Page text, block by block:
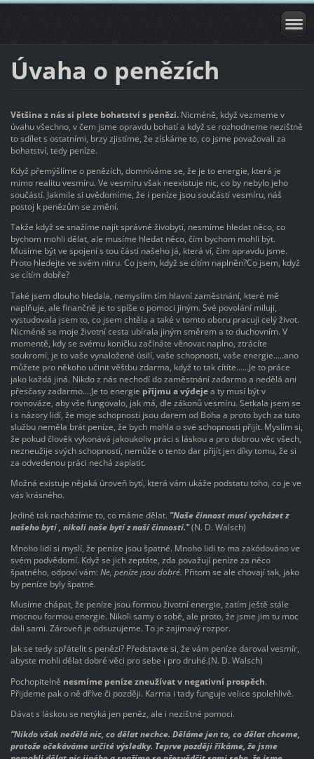
Úvaha o penězích
Většina z nás si plete bohatství s penězi.Nicméně, když vezmeme v
úvahu všechno, v čem jsme opravdu bohatí a když se rozhodneme nezištně
to sdílet s ostatními, brzy zjistíme, že získáme to, co jsme považovali za
bohatství, tedy peníze.
Když přemýšlíme o penězích, domníváme se, že je to energie, která je
mimo realitu vesmíru. Ve vesmíru však neexistuje nic, co by nebylo jeho
součástí. Jakmile si uvědomíme, že i peníze jsou součástí vesmíru, náš
postoj k penězům se změní.
Takže když se snažíme najít správné živobytí, nesmíme hledat něco, co
bychom mohli dělat, ale musíme hledat něco, čím bychom mohli být.
Musíme být ve spojení s tou částí našeho já, která ví, čím opravdu jsme.
Proto hledejte ve svém nitru. Co jsem, když se cítím naplněn?Co jsem, když
se cítím dobře?
Také jsem dlouho hledala, nemyslím tím hlavní zaměstnání, které mě
naplňuje, ale finančně je to spíše o pomoci jiným. Své povolání miluji,
vystudovala jsem to, co jsem chtěla a také v tomto oboru pracuji celý život.
Nicméně se moje životní cesta ubírala jiným směrem a to duchovním. V
momentě, kdy se svému koníčku začínáte věnovat naplno, ztrácíte
soukromí, je to vaše vynaložené úsilí, vaše schopnosti, vaše energie.....ano
můžete pro někoho učinit věštbu zdarma, když to tak cítíte......Je to práce
jako každá jiná. Nikdo z nás nechodí do zaměstnání zadarmo a nedělá ani
přesčasy zadarmo....Je to energie příjmu a výdejea ty musí být v
rovnováze, aby vše fungovalo, jak má, dle zákonů vesmíru. Setkala jsem se
i s názory lidí, že moje schopnosti jsou darem od Boha a proto bych za tuto
službu neměla brát peníze, že bych mohla o své schopnosti přijít. Myslím si,
že pokud člověk vykonává jakoukoliv práci s láskou a pro dobrou věc všech,
nezneužije svých schopností, nemůže o tento dar přijít jen díky tomu, že si
za odvedenou práci nechá zaplatit.
Možná existuje nějaká úroveň bytí, která vám ukáže podstatu toho, co je ve
vás krásného.
Jedině tak nacházíme to, co máme dělat. "Naše činnost musí vycházet z
našeho bytí , nikoli naše bytí z naší činnosti."(N. D. Walsch)
Mnoho lidí si myslí, že peníze jsou špatné. Mnoho lidi to ma zakódováno ve
svém podvědomí. Když se jich zeptáte, zda považují peníze za něco
špatného, odpoví vám: Ne, peníze jsou dobré. Přitom se ale chovají tak, jako
by peníze byly špatné.
Musíme chápat, že peníze jsou formou životní energie, zatím ještě stále
mocnou formou energie. Nikoli samy o sobě, ale proto, že jsme jim tu moc
dali sami. Zároveň je odsuzujeme. To je zajímavý rozpor.
Jak se tedy spřátelit s penězi? Představte si, že vám peníze daroval vesmír,
abyste mohli dělat dobré věci pro sebe i pro druhé.(N. D. Walsch)
Pochopitelně nesmíme peníze zneužívat v negativní prospěch.
Přijdeme pak o ně dříve či později. Karma i tady funguje velice spolehlivě.
Dávat s láskou se netýká jen peněz, ale i nezištné pomoci.
“Nikdo však nedělá nic, co dělat nechce. Děláme jen to, co dělat chceme,
protože očekáváme určité výsledky. Teprve později říkáme, že jsme